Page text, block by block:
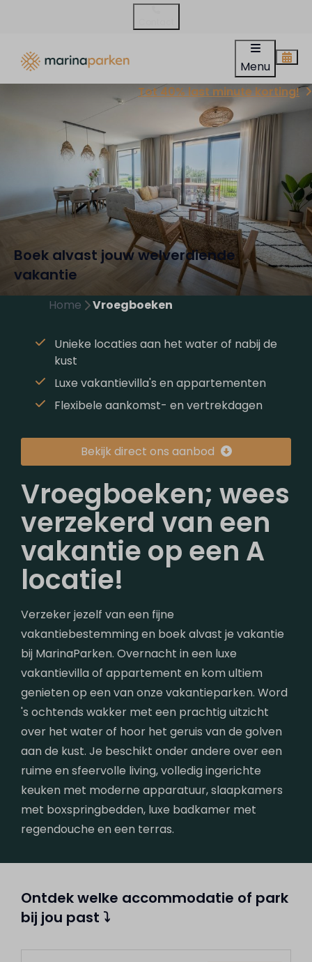
Menu
Boek alvast jouw welverdiende
vakantie
Tot 40% last minute korting!
Home Vroegboeken
Unieke locaties aan het water of nabij de
kust
Luxe vakantievilla's en appartementen
Flexibele aankomst- en vertrekdagen
Bekijk direct ons aanbod
Vroegboeken; wees
verzekerd van een
vakantie op een A
locatie!
Verzeker jezelf van een fijne
vakantiebestemming en boek alvast je vakantie
bij MarinaParken. Overnacht in een luxe
vakantievilla of appartement en kom ultiem
genieten op een van onze vakantieparken. Word
's ochtends wakker met een prachtig uitzicht
over het water of hoor het geruis van de golven
aan de kust. Je beschikt onder andere over een
ruime en sfeervolle living, volledig ingerichte
keuken met moderne apparatuur, slaapkamers
met boxspringbedden, luxe badkamer met
regendouche en een terras.
Ontdek welke accommodatie of park
bij jou past ⤵